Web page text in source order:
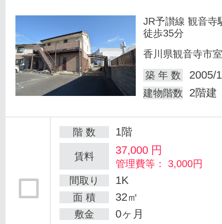
JR予讃線 観音寺
徒歩35分
香川県観音寺市
築 年 数
2005/
建物階数 2階建
階 数 1階
賃料 37,000 円
管理費等： 3,000円
間取り
1K
面 積 32㎡
敷金 0ヶ月